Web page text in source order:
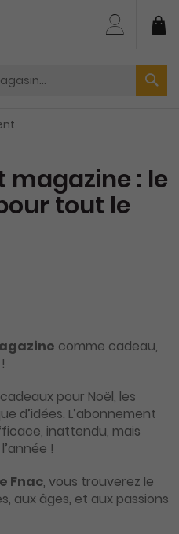
contenu
magazine : le
tout le
comme cadeau,
pour Noël, les
d’idées. L’abonnement
inattendu, mais
!
Fnac, vous trouverez le
aux âges, et aux passions